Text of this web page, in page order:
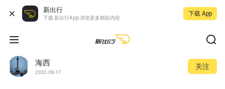
新出行
下载 新出行App 浏览更多精彩内容
下载 App
海西
2022-06-17
关注